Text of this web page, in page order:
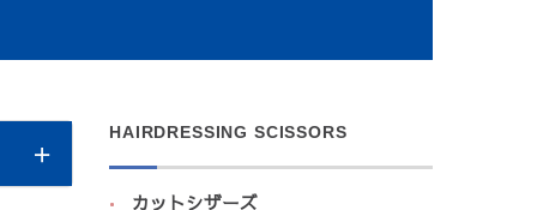
HAIRDRESSING SCISSORS
カットシザーズ